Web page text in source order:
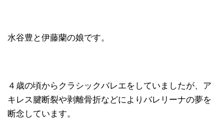
水谷豊と伊藤蘭の娘です。
４歳の頃からクラシックバレエをしていましたが、ア
キレス腱断裂や剥離骨折などによりバレリーナの夢を
断念しています。